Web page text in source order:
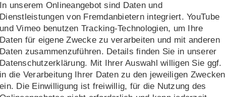
und Förderung Events Über uns
- Beispiele der Universität Ulm
Beispiele aus der Universität
und innovativer Lehre, die wir Ihnen hier vorstellen.
In unserem Onlineangebot sind Daten und
Dienstleistungen von Fremdanbietern integriert. YouTube
und Vimeo benutzen Tracking-Technologien, um Ihre
Daten für eigene Zwecke zu verarbeiten und mit anderen
Daten zusammenzuführen. Details finden Sie in unserer
Datenschutzerklärung. Mit Ihrer Auswahl willigen Sie ggf.
in die Verarbeitung Ihrer Daten zu den jeweiligen Zwecken
ein. Die Einwilligung ist freiwillig, für die Nutzung des